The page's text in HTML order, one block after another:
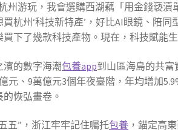
州游玩，我會選購西湖藕「用金錢褻
杭州‘科技新特產’，好比AI眼鏡、陪
下了幾款科技產物。現在，科技賦能
濱的數字海潮包養app到山區海島的共
元、9萬億元3個年夜臺階，年均增加
恢弘畫卷。
五”，浙江牢牢記住囑托包養 ，錨定高